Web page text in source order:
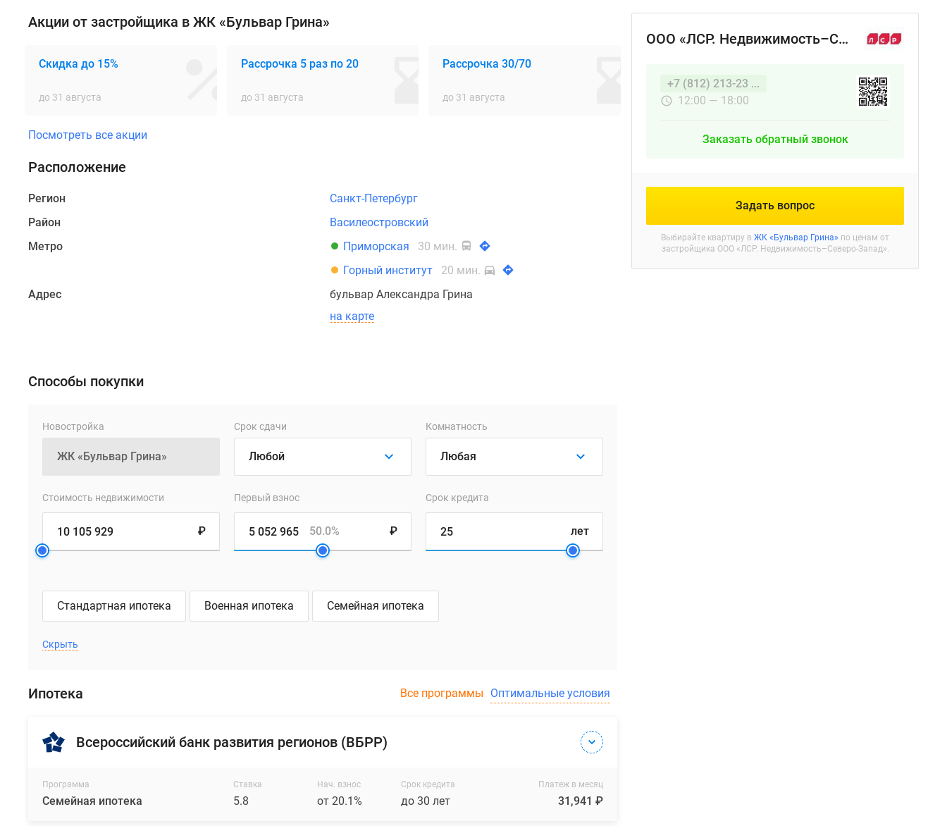
в
сложившейся
давно
освоен:
рядом
работают
рестораны,
школы
сады,
вопросов
добираться
ЖК
хорошая
транспортная
доступность,
До
метро
«Приморская»
«Горный
институт»
Акции от застройщика в ЖК «Бульвар Грина»
Скидка до 15%
до 31 августа
Рассрочка 5 раз по 20
до 31 августа
Рассрочка 30/70
до 31 августа
Посмотреть все акции
Расположение
Регион
Санкт-Петербург
Район
Василеостровский
Метро
Приморская
30 мин.
Горный институт
20 мин.
Адрес
бульвар Александра Грина
на карте
Способы покупки
Новостройка Срок сдачи Комнатность
Стоимость недвижимости
₽
Первый взнос
₽
50.0%
Срок кредита
лет
Стандартная ипотека Военная ипотека Семейная ипотека
Скрыть
Ипотека Все программы Оптимальные условия
Всероссийский банк развития регионов (ВБРР)
Программа
Семейная ипотека
Ставка
5.8
Нач. взнос
от 20.1%
Срок кредита
до 30 лет
Платеж в месяц
31,941 ₽
ООО «ЛСР. Недвижимость–Северо-Запад»
+7 (812) 213-23 ...
12:00 — 18:00
Заказать обратный звонок
Задать вопрос
Выбирайте квартиру в ЖК «Бульвар Грина» по ценам от
застройщика ООО «ЛСР. Недвижимость–Северо-Запад».